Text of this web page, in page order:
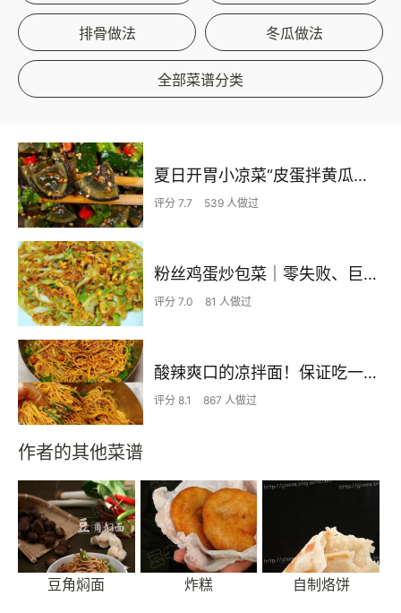
排骨做法 冬瓜做法
全部菜谱分类
夏日开胃小凉菜“皮蛋拌黄瓜🥒”开胃减脂
评分 7.7 539 人做过
粉丝鸡蛋炒包菜｜零失败、巨下饭
评分 7.0 81 人做过
酸辣爽口的凉拌面！保证吃一次就上瘾
评分 8.1 867 人做过
作者的其他菜谱
豆角焖面 炸糕 自制烙饼